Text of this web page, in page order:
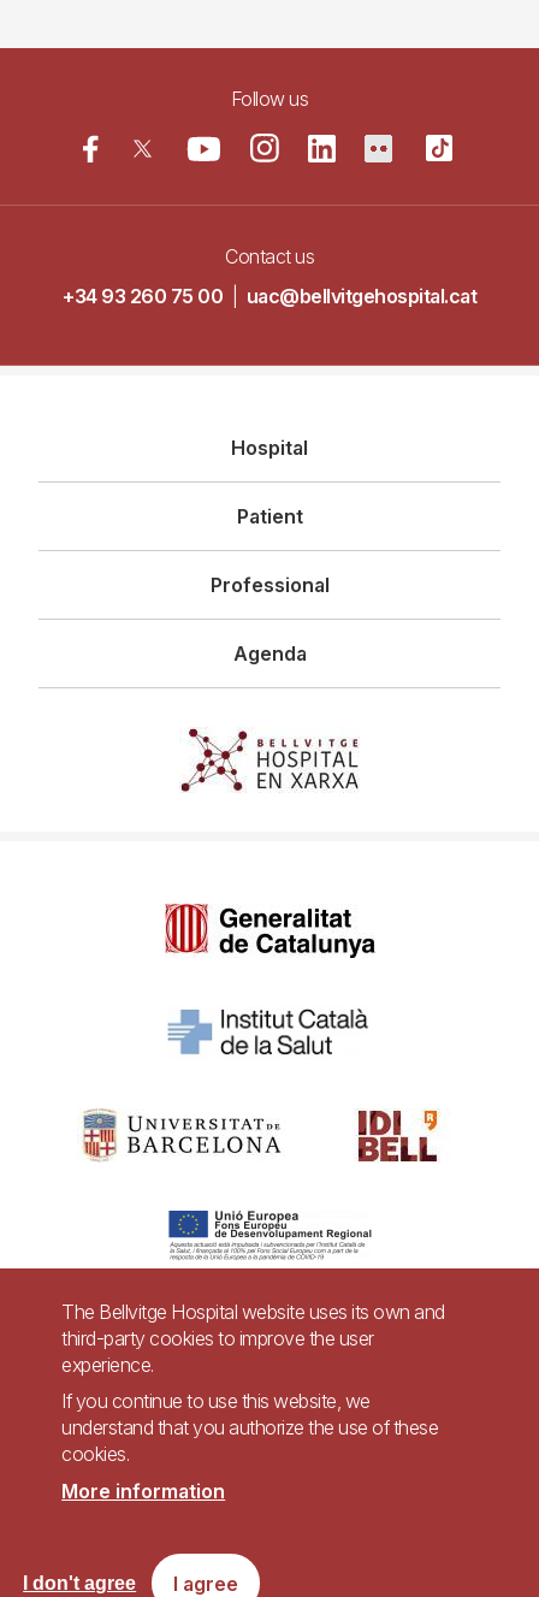
Follow us
Contact us
+34 93 260 75 00
uac@bellvitgehospital.cat
principal
Hospital
Patient
Professional
Agenda
Pie
página
Accessibility Legal warning
Accessible website in accordance with Royal Decree 1112/2018, of September
7, on accessibility of websites and applications for mobile devices in the
The Bellvitge Hospital website uses its own and
third-party cookies to improve the user
experience.
If you continue to use this website, we
understand that you authorize the use of these
cookies.
More information
I agree
I don't agree